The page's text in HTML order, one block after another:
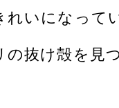
いになって
抜け殻を見